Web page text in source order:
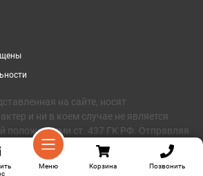
Меню Корзина Позвонить
на сайте, носят
и ни в коем случае не является
положениями ст. 437 ГК РФ. Отправляя
желектронную форму на этом сайте, вы
своих персональных данных